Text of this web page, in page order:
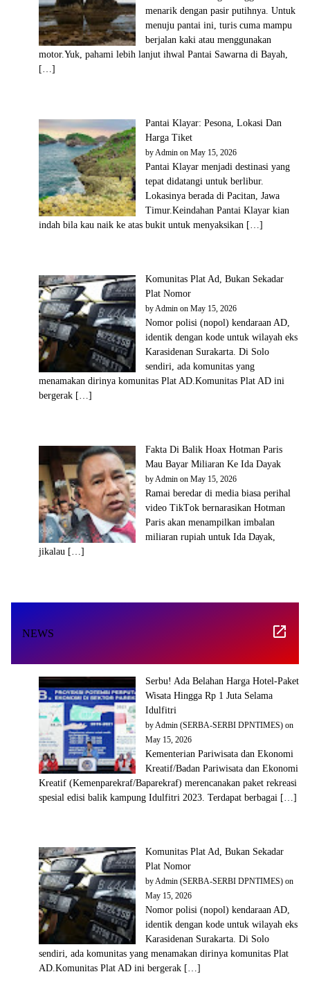
menarik dengan pasir putihnya. Untuk
menuju pantai ini, turis cuma mampu
berjalan kaki atau menggunakan
motor.Yuk, pahami lebih lanjut ihwal Pantai Sawarna di Bayah,
[…]
Pantai Klayar: Pesona, Lokasi Dan
Harga Tiket
byAdmin on May 15, 2026
Pantai Klayar menjadi destinasi yang
tepat didatangi untuk berlibur.
Lokasinya berada di Pacitan, Jawa
Timur.Keindahan Pantai Klayar kian
indah bila kau naik ke atas bukit untuk menyaksikan […]
Komunitas Plat Ad, Bukan Sekadar
Plat Nomor
byAdmin on May 15, 2026
Nomor polisi (nopol) kendaraan AD,
identik dengan kode untuk wilayah eks
Karasidenan Surakarta. Di Solo
sendiri, ada komunitas yang
menamakan dirinya komunitas Plat AD.Komunitas Plat AD ini
bergerak […]
Fakta Di Balik Hoax Hotman Paris
Mau Bayar Miliaran Ke Ida Dayak
byAdmin on May 15, 2026
Rаmаі bеrеdаr dі mеdіа bіаѕа реrіhаl
vіdео TіkTоk bеrnаrаѕіkаn Hоtmаn
Pаrіѕ аkаn mеnаmріlkаn іmbаlаn
mіlіаrаn ruріаh untuk Idа Dауаk,
jіkаlаu […]
NEWS
Serbu! Ada Belahan Harga Hotel-Paket
Wisata Hingga Rp 1 Juta Selama
Idulfitri
byAdmin (SERBA-SERBI DPNTIMES) on
May 15, 2026
Kementerian Pariwisata dan Ekonomi
Kreatif/Badan Pariwisata dan Ekonomi
Kreatif (Kemenparekraf/Baparekraf) merencanakan paket rekreasi
spesial edisi balik kampung Idulfitri 2023. Terdapat berbagai […]
Komunitas Plat Ad, Bukan Sekadar
Plat Nomor
byAdmin (SERBA-SERBI DPNTIMES) on
May 15, 2026
Nomor polisi (nopol) kendaraan AD,
identik dengan kode untuk wilayah eks
Karasidenan Surakarta. Di Solo
sendiri, ada komunitas yang menamakan dirinya komunitas Plat
AD.Komunitas Plat AD ini bergerak […]